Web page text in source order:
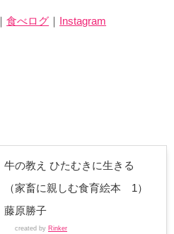
｜食べログ ｜ Instagram
牛の教え ひたむきに生きる
（家畜に親しむ食育絵本 1）
藤原勝子
created by Rinker